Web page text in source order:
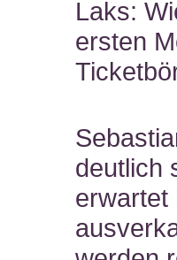
Laks:
ersten
deutlich
erwartet